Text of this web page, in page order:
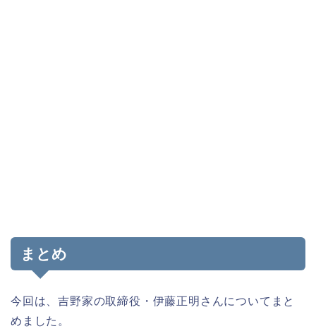
まとめ
今回は、吉野家の取締役・伊藤正明さんについてまと
めました。